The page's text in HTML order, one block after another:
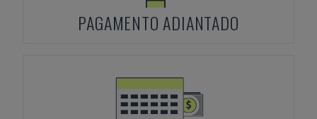
PAGAMENTO ADIANTADO